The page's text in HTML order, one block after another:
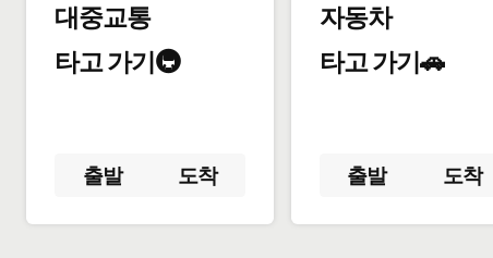
대중교통
타고 가기🚇
출발 도착
자동차
타고 가기🚗
출발 도착